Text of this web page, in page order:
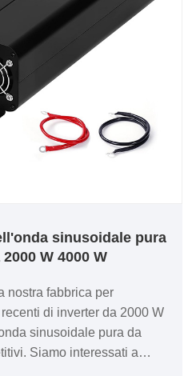
sinusoidale pura
W 4000 W
nostra fabbrica per
di inverter da 2000 W
sinusoidale pura da
Siamo interessati a